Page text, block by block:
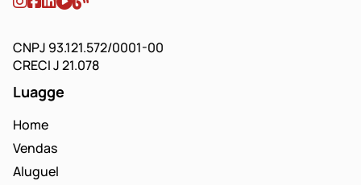
CNPJ 93.121.572/0001-00
CRECI J 21.078
Luagge
Home
Vendas
Aluguel